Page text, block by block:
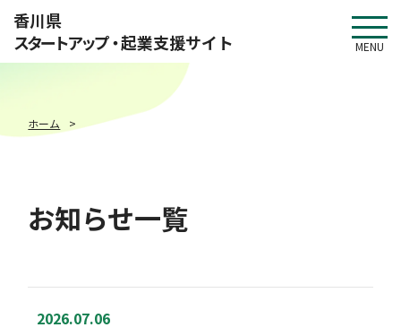
香川県
スタートアップ・起業支援サイト MENU
ホーム
お知らせ一覧
2026.07.06